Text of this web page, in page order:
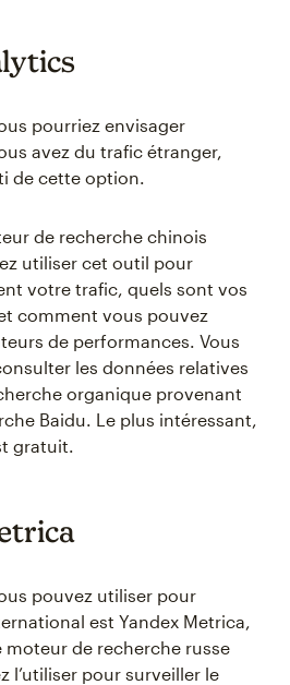
pourriez envisager
avez du trafic étranger,
de cette option.
de recherche chinois
utiliser cet outil pour
votre trafic, quels sont vos
comment vous pouvez
de performances. Vous
les données relatives
organique provenant
Baidu. Le plus intéressant,
gratuit.
pouvez utiliser pour
est Yandex Metrica,
de recherche russe
l’utiliser pour surveiller le